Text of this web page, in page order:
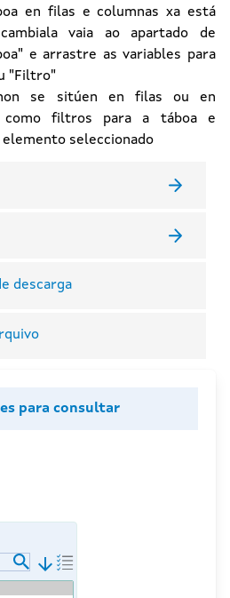
en filas e columnas xa está
vaia ao apartado de
e arrastre as variables para
"Filtro"
se sitúen en filas ou en
como filtros para a táboa e
seleccionado
descarga
para consultar
arrow_downward